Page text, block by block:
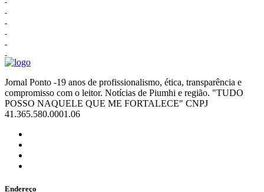
Jornal Ponto -19 anos de profissionalismo, ética, transparência e
compromisso com o leitor. Notícias de Piumhi e região. "TUDO
POSSO NAQUELE QUE ME FORTALECE" CNPJ
41.365.580.0001.06
Endereço